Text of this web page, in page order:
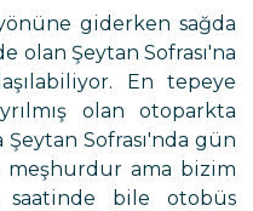
yönüne giderken sağda
olan Şeytan Sofrası'na
En tepeye
olan otoparkta
Şeytan Sofrası'nda gün
meşhurdur ama bizim
bile otobüs